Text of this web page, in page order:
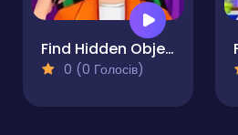
Find Hidden Objects
0 (0 Голосів)